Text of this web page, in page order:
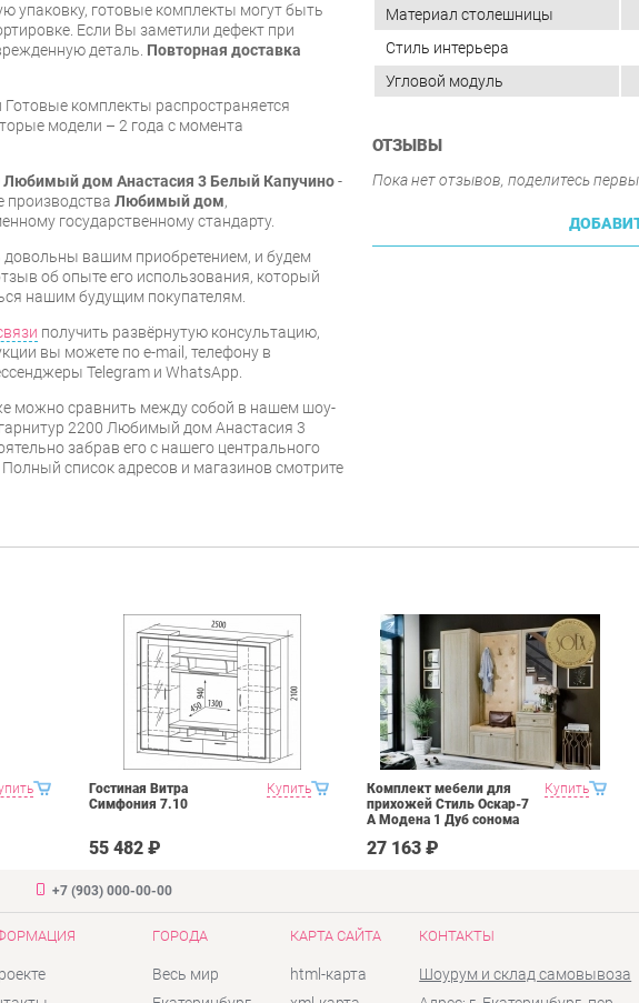
упаковку, готовые комплекты могут быть
Если Вы заметили дефект при
деталь. Повторная доставка
комплекты распространяется
модели – 2 года с момента
Любимый дом Анастасия 3 Белый Капучино-
производства Любимый дом,
государственному стандарту.
довольны вашим приобретением, и будем
об опыте его использования, который
нашим будущим покупателям.
получить развёрнутую консультацию,
вы можете по e-mail, телефону в
Telegram и WhatsApp.
можно сравнить между собой в нашем шоу-
2200 Любимый дом Анастасия 3
забрав его с нашего центрального
Полный список адресов и магазинов смотрите
Материал столешницы
Стиль интерьера
Угловой модуль
ОТЗЫВЫ
Пока нет отзывов, поделитесь
Купить
Гостиная Витра
Симфония 7.10
55 482 ₽
Купить
Комплект мебели для
прихожей Стиль Оскар-7
А Модена 1 Дуб сонома
27 163 ₽
+7 (903) 000-00-00
ГОРОДА
Весь мир
КАРТА САЙТА
html-карта
КОНТАКТЫ
Шоурум и склад самовывоза